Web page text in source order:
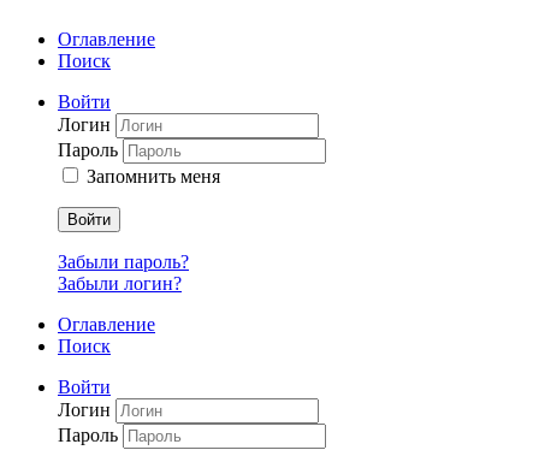
Оглавление
Поиск
Войти
Логин
Пароль
Запомнить меня
Войти
Забыли пароль?
Забыли логин?
Оглавление
Поиск
Войти
Логин
Пароль